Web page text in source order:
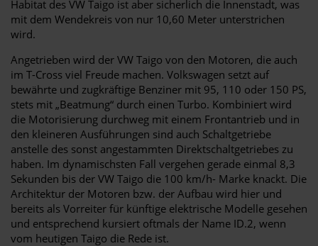
Habitat des VW Taigo ist aber sicherlich die Innenstadt, was
mit dem Wendekreis von nur 10,60 Meter unterstrichen
wird.
Angetrieben wird der VW Taigo von den Motoren, die auch
im T-Cross viel Freude machen. Volkswagen setzt auf
bewährte und zugkräftige Benziner mit 95, 110 oder 150 PS,
stets mit „Beatmung“ durch einen Turbo. Kombiniert wird
die Motorisierung durchweg mit einem Frontantrieb und in
den kleineren Ausführungen sind auch Schaltgetriebe
anstelle des sonst angestammten Direktschaltgetriebes zu
haben. Im dynamischsten Fall vergehen gerade einmal 8,3
Sekunden bis der VW Taigo die 100 km/h- Marke knackt. Die
Architektur der Motoren bzw. der Aufbau wird hier und
bereits als Vorreiter für künftige elektrische Modelle gesehen
und entsprechend kursiert oftmals der Name ID.2, wenn
vom heutigen Taigo die Rede ist.